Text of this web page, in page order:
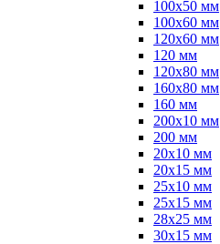
100х50 мм
100х60 мм
120х60 мм
120 мм
120х80 мм
160х80 мм
160 мм
200х10 мм
200 мм
20х10 мм
20х15 мм
25х10 мм
25х15 мм
28х25 мм
30х15 мм